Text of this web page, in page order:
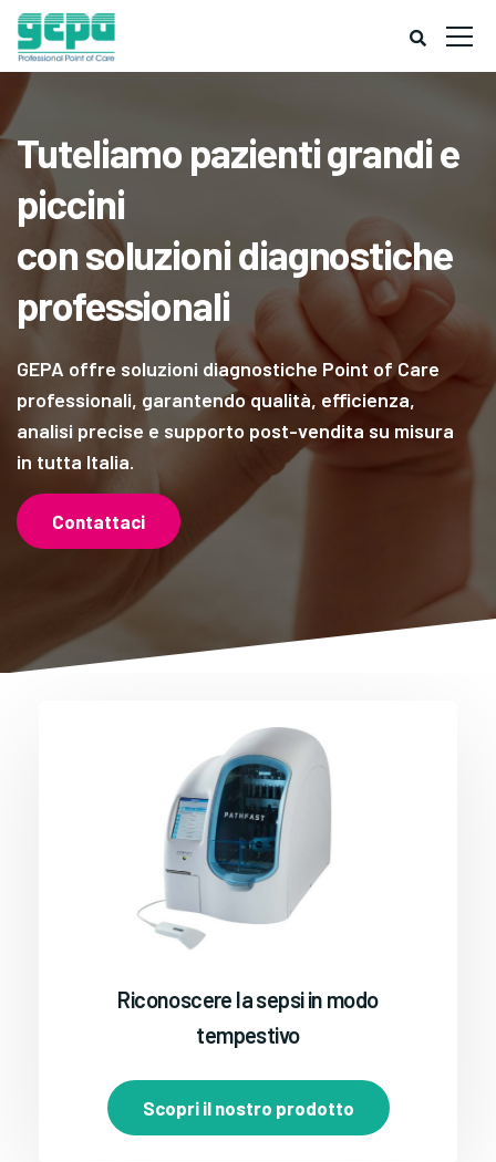
Tuteliamo pazienti grandi e
piccini
con soluzioni diagnostiche
professionali
GEPA offre soluzioni diagnostiche Point of Care
professionali, garantendo qualità, efficienza,
analisi precise e supporto post-vendita su misura
in tutta Italia.
Contattaci
Riconoscere la sepsi in modo
tempestivo
Scopri il nostro prodotto